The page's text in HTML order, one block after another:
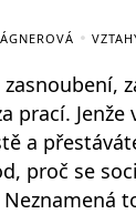
prací. Jenže
a
proč se